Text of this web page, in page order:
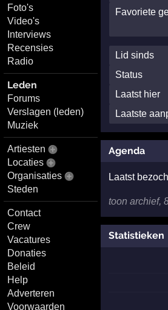
Foto's
Video's
Interviews
Recensies
Radio
Leden
Forums
Verslagen (leden)
Muziek
Artiesten
Locaties
Organisaties
Steden
Contact
Crew
Vacatures
Donaties
Beleid
Help
Adverteren
Voorwaarden
Favoriete
Lid sinds
Status
Laatst hier
Laatste
Agenda
Laatst
toon archief,
Statistieken